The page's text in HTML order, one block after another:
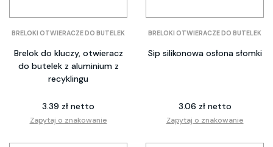
BRELOKI OTWIERACZE DO BUTELEK
Brelok do kluczy, otwieracz
do butelek z aluminium z
recyklingu
3.39 zł netto
Zapytaj o znakowanie
BRELOKI OTWIERACZE DO BUTELEK
Sip silikonowa osłona słomki
3.06 zł netto
Zapytaj o znakowanie